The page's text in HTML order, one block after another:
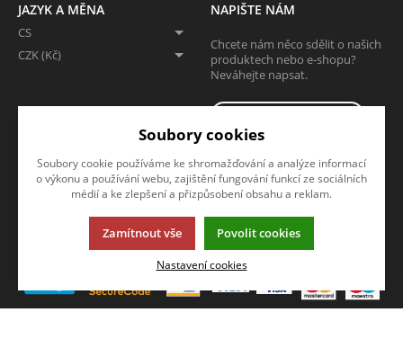
JAZYK A MĚNA
CS
CZK (Kč)
NAPIŠTE NÁM
Chcete nám něco sdělit o našich
produktech nebo e-shopu?
Neváhejte napsat.
SLEDUJTE NÁS
Sledujte nás na všech sociálních sítích, ať Vám nic neunikne!
Soubory cookies
Soubory cookie používáme ke shromažďování a analýze informací
o výkonu a používání webu, zajištění fungování funkcí ze sociálních
médií a ke zlepšení a přizpůsobení obsahu a reklam.
Zamítnout vše Povolit cookies
Nastavení cookies